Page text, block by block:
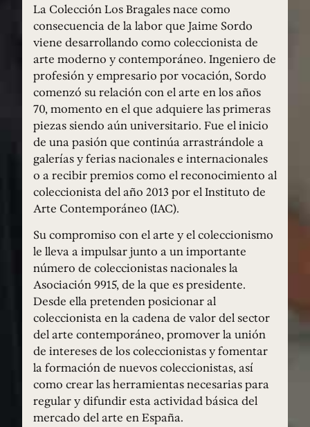
La Colección Los Bragales nace como
consecuencia de la labor que Jaime Sordo
viene desarrollando como coleccionista de
arte moderno y contemporáneo. Ingeniero de
profesión y empresario por vocación, Sordo
comenzó su relación con el arte en los años
70, momento en el que adquiere las primeras
piezas siendo aún universitario. Fue el inicio
de una pasión que continúa arrastrándole a
galerías y ferias nacionales e internacionales
o a recibir premios como el reconocimiento al
coleccionista del año 2013 por el Instituto de
Arte Contemporáneo (IAC).
Su compromiso con el arte y el coleccionismo
le lleva a impulsar junto a un importante
número de coleccionistas nacionales la
Asociación 9915, de la que es presidente.
Desde ella pretenden posicionar al
coleccionista en la cadena de valor del sector
del arte contemporáneo, promover la unión
de intereses de los coleccionistas y fomentar
la formación de nuevos coleccionistas, así
como crear las herramientas necesarias para
regular y difundir esta actividad básica del
mercado del arte en España.